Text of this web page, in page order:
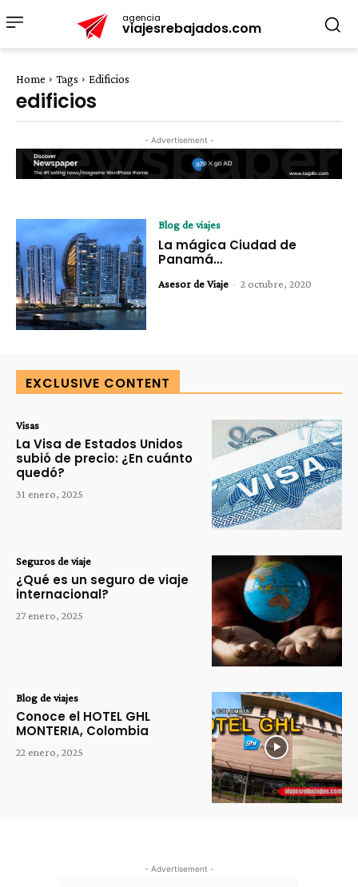
agencia
viajesrebajados.com
Home Tags Edificios
edificios
- Advertisement -
Blog de viajes
La mágica Ciudad de
Panamá…
Asesor de Viaje - 2 octubre, 2020
EXCLUSIVE CONTENT
Visas
La Visa de Estados Unidos
subió de precio: ¿En cuánto
quedó?
31 enero, 2025
Seguros de viaje
¿Qué es un seguro de viaje
internacional?
27 enero, 2025
Blog de viajes
Conoce el HOTEL GHL
MONTERIA, Colombia
22 enero, 2025
- Advertisement -